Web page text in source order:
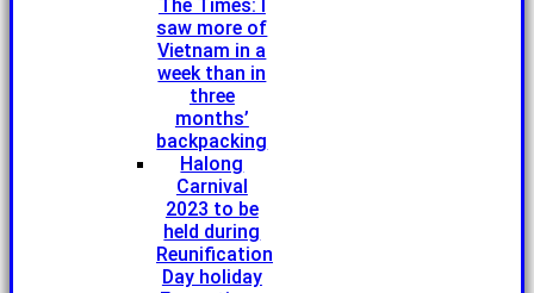
The Times: I
saw more of
Vietnam in a
week than in
three
months’
backpacking
Halong
Carnival
2023 to be
held during
Reunification
Day holiday